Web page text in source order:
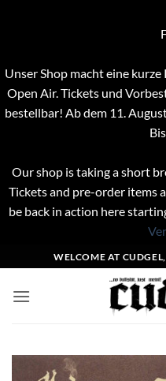
Unser Shop macht eine
Open Air. Tickets und
bestellbar! Ab dem 11.
Our shop is taking a short
Tickets and pre-order items
be back in action here
Inhalt
springen
WELCOME AT